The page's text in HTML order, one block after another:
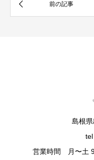
島根
営業時間 月〜土